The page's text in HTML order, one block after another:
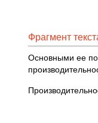
Фрагмент
Основными ее